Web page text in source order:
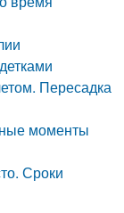
Пересадка
моменты
Сроки